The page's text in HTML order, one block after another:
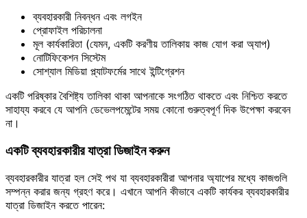
ব্যবহারকারী নিবন্ধন এবং লগইন
প্রোফাইল পরিচালনা
মূল কার্যকারিতা (যেমন, একটি করণীয় তালিকায় কাজ যোগ করা অ্যাপ)
নোটিফিকেশন সিস্টেম
সোশ্যাল মিডিয়া প্ল্যাটফর্মের সাথে ইন্টিগ্রেশন
একটি পরিষ্কার বৈশিষ্ট্য তালিকা থাকা আপনাকে সংগঠিত থাকতে এবং নিশ্চিত করতে
সাহায্য করবে যে আপনি ডেভেলপমেন্টের সময় কোনো গুরুত্বপূর্ণ দিক উপেক্ষা করবেন
না।
একটি ব্যবহারকারীর যাত্রা ডিজাইন করুন
ব্যবহারকারীর যাত্রা হল সেই পথ যা ব্যবহারকারীরা আপনার অ্যাপের মধ্যে কাজগুলি
সম্পন্ন করার জন্য গ্রহণ করে। এখানে আপনি কীভাবে একটি কার্যকর ব্যবহারকারীর
যাত্রা ডিজাইন করতে পারেন: